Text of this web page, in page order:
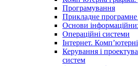
Програмування
Прикладне програмне
Основи
Операційні системи
Інтернет.
Керування і
систем